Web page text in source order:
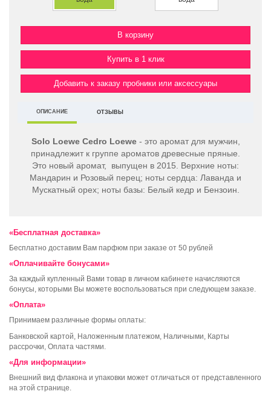
Купить в 1 клик
Добавить к заказу пробники или аксессуары
ОПИСАНИЕ ОТЗЫВЫ
Solo Loewe Cedro Loewe- это аромат для мужчин,
принадлежит к группе ароматов древесные пряные.
Это новый аромат, выпущен в 2015. Верхние ноты:
Мандарин и Розовый перец; ноты сердца: Лаванда и
Мускатный орех; ноты базы: Белый кедр и Бензоин.
«Бесплатная доставка»
Бесплатно доставим Вам парфюм при заказе от 50 рублей
«Оплачивайте бонусами»
За каждый купленный Вами товар в личном кабинете начисляются
бонусы, которыми Вы можете воспользоваться при следующем заказе.
«Оплата»
Принимаем различные формы оплаты:
Банковской картой, Наложенным платежом, Наличными, Карты
рассрочки, Оплата частями.
«Для информации»
Внешний вид флакона и упаковки может отличаться от представленного
на этой странице.